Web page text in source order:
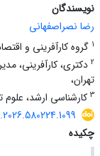
نویسندگان
رضا نصراصفهانی
1 گروه کارآفرینی و
2 دکتری، کارآفرینی،
تهران،
3 کارشناسی ارشد، علوم
چکیده